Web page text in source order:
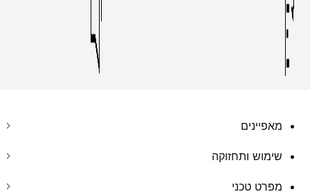
מאפיינים
שימוש ותחזוקה
מפרט טכני